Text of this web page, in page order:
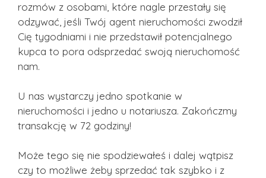
rozmów z osobami, które nagle przestały się
odzywać, jeśli Twój agent nieruchomości zwodził
Cię tygodniami i nie przedstawił potencjalnego
kupca to pora odsprzedać swoją nieruchomość
nam.
U nas wystarczy jedno spotkanie w
nieruchomości i jedno u notariusza. Zakończmy
transakcję w 72 godziny!
Może tego się nie spodziewałeś i dalej wątpisz
czy to możliwe żeby sprzedać tak szybko i z